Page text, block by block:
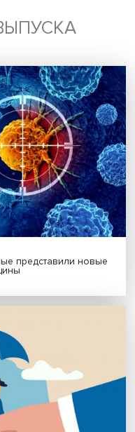
в курсе !
новости:
обработку